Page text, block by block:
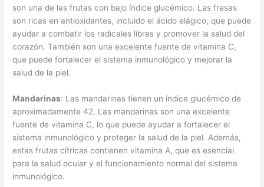
son una de las frutas con bajo índice glucémico. Las fresas
son ricas en antioxidantes, incluido el ácido elágico, que puede
ayudar a combatir los radicales libres y promover la salud del
corazón. También son una excelente fuente de vitamina C,
que puede fortalecer el sistema inmunológico y mejorar la
salud de la piel.
Mandarinas: Las mandarinas tienen un índice glucémico de
aproximadamente 42. Las mandarinas son una excelente
fuente de vitamina C, lo que puede ayudar a fortalecer el
sistema inmunológico y proteger la salud de la piel. Además,
estas frutas cítricas contienen vitamina A, que es esencial
para la salud ocular y el funcionamiento normal del sistema
inmunológico.